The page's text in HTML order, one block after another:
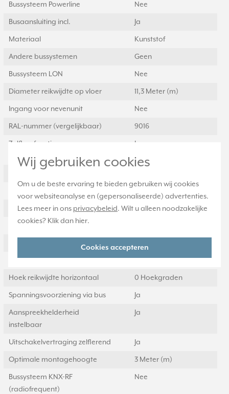
Wij gebruiken cookies
Om u de beste ervaring te bieden gebruiken wij cookies
voor websiteanalyse en (gepersonaliseerde) advertenties.
Lees meer in ons privacybeleid. Wilt u alleen noodzakelijke
cookies? Klik dan hier.
Cookies accepteren
Bussysteem Powerline Nee
Busaansluiting incl. Ja
Materiaal Kunststof
Andere bussystemen Geen
Bussysteem LON Nee
Diameter reikwijdte op vloer 11,3 Meter (m)
Ingang voor nevenunit Nee
RAL-nummer (vergelijkbaar) 9016
Zelfleerfunctie voor
aanspreekhelderheid
Ja
Transparant Nee
Vrije dierzone
Uitvoering oppervlakte
Hoek reikwijdte verticaal 0 Hoekgraden
Hoek reikwijdte horizontaal 0 Hoekgraden
Spanningsvoorziening via bus Ja
Aanspreekhelderheid
instelbaar
Ja
Uitschakelvertraging zelflerend Ja
Optimale montagehoogte 3 Meter (m)
Bussysteem KNX-RF
(radiofrequent)
Nee